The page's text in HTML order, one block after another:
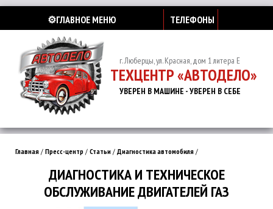
⚙️ГЛАВНОЕ МЕНЮ ТЕЛЕФОНЫ
г. Люберцы, ул. Красная, дом 1 литера Е
ТЕХЦЕНТР «АВТОДЕЛО»
УВЕРЕН В МАШИНЕ - УВЕРЕН В СЕБЕ
Главная / Пресс-центр / Статьи / Диагностика автомобиля /
ДИАГНОСТИКА И ТЕХНИЧЕСКОЕ
ОБСЛУЖИВАНИЕ ДВИГАТЕЛЕЙ ГАЗ